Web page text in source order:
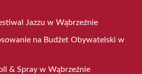
Jazzu w Wąbrzeźnie
na Budżet Obywatelski w
& Spray w Wąbrzeźnie